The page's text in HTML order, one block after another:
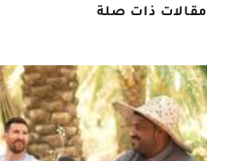
مقالات ذات صلة